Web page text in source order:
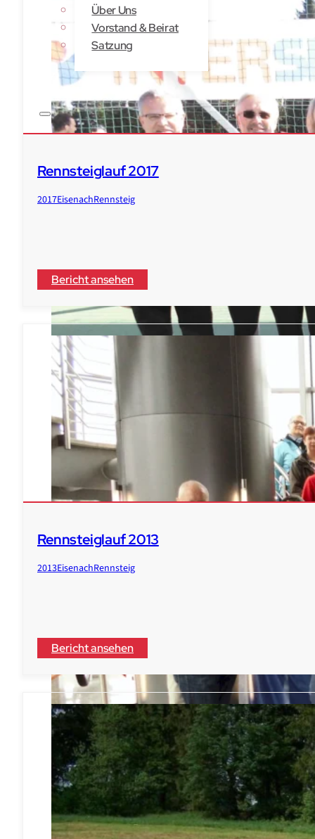
Über Uns
Vorstand & Beirat
Satzung
Kontakt
Rennsteiglauf 2017
2017EisenachRennsteig
Bericht ansehen
Rennsteiglauf 2013
2013EisenachRennsteig
Bericht ansehen